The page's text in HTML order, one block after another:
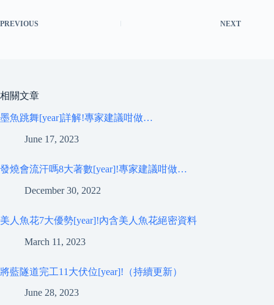
PREVIOUS NEXT
相關文章
墨魚跳舞[year]詳解!專家建議咁做…
June 17, 2023
發燒會流汗嗎8大著數[year]!專家建議咁做…
December 30, 2022
美人魚花7大優勢[year]!內含美人魚花絕密資料
March 11, 2023
將藍隧道完工11大伏位[year]!（持續更新）
June 28, 2023